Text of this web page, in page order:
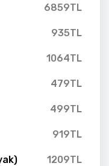
6859TL
935TL
1064TL
479TL
499TL
919TL
1209TL